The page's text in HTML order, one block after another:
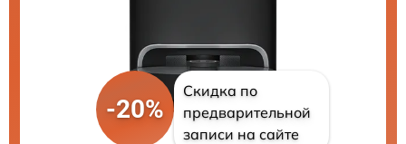
-20%
Скидка по
предварительной
записи на сайте